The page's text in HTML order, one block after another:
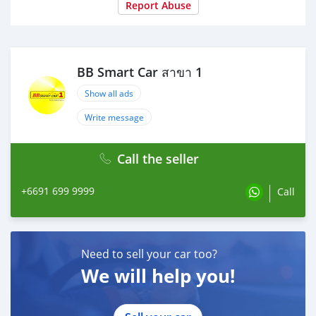
ประกันภัย : ฟรีประกันภัย 1 ปี
ผ่อน 48 งวด = 6,986 บาท
ผ่อน 60 งวด = 6,005 บาท
ผ่อน 72 งวด = 5,350 บาท
ผ่อน 84 งวด = 5,031 บาท
เงื่อนไขเป็นไปตามที่ไฟแนนซ์กำหนด
โปรโมชั่นพิเศษ สำหรับลูกค้าเครดิตดีลือกรับเรทดอกเบี้ย
พิเศษ
📍48 งวด = 1.99 %
📍60 งวด = 2.39 %
📍72 งวด = 3.59 %
🔥 เงื่อนไข โปรโมชั่น ดอกเบี้ยเริ่มต้น 1.29% ตลอดอายุ
- ยอดจัดไฟแนนซ์ 300,000-600,000 บาท
Report Abuse
BB Smart Car สาขา 1
Show all ads
Write message
Call the seller
+6691 699 9999 Call
Need to sell your car too?
We will help you!